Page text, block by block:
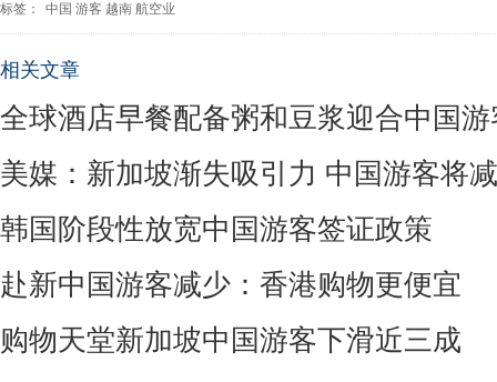
标签： 中国 游客 越南 航空业
相关文章
全球酒店早餐配备粥和豆浆迎合中国游
美媒：新加坡渐失吸引力 中国游客将
韩国阶段性放宽中国游客签证政策
赴新中国游客减少：香港购物更便宜
购物天堂新加坡中国游客下滑近三成